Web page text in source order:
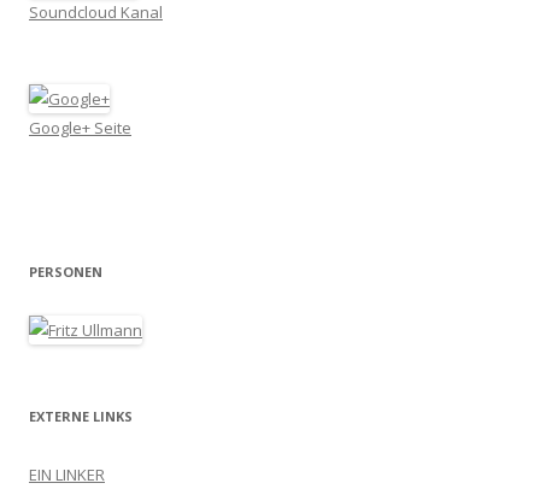
Soundcloud Kanal
Google+ Seite
PERSONEN
EXTERNE LINKS
EIN LINKER